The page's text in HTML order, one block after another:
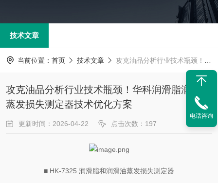
技术文章
当前位置： 首页 技术文章 攻克油品分析行业技术瓶颈！华科润滑脂润滑油蒸发损失测定器技术优化方案
攻克油品分析行业技术瓶颈！华科润滑脂润滑油
蒸发损失测定器技术优化方案
更新时间：2026-04-22 点击次数：197
■ HK-7325 润滑脂和润滑油蒸发损失测定器
电话咨询